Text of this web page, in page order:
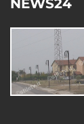
NEWS24